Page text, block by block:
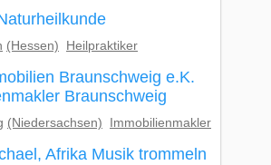
(Hessen) Heilpraktiker
Braunschweig e.K.
Braunschweig
(Niedersachsen) Immobilienmakler
Afrika Musik trommeln